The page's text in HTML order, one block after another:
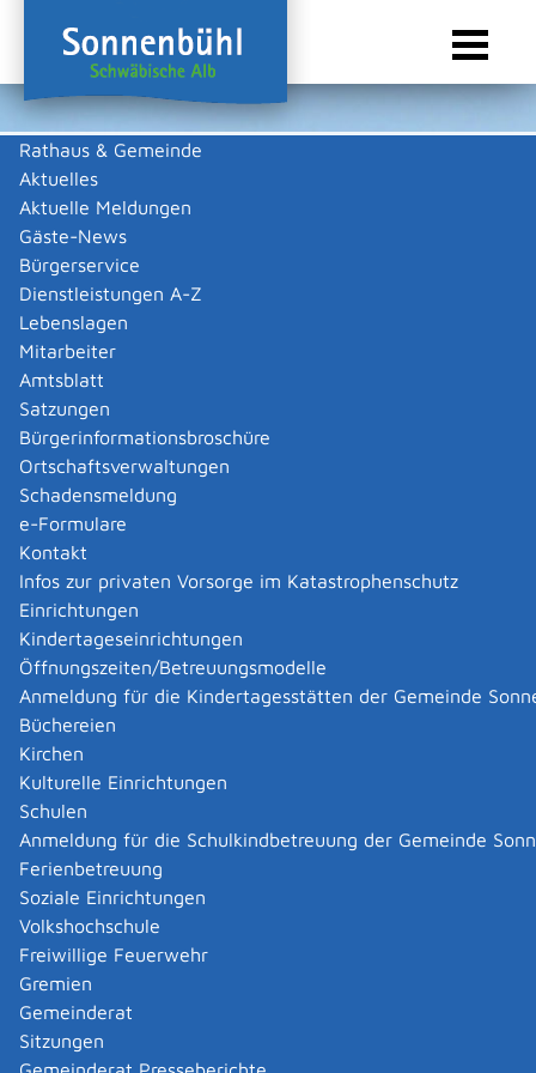
Rathaus & Gemeinde
Aktuelles
Aktuelle Meldungen
Gäste-News
Bürgerservice
Dienstleistungen A-Z
Lebenslagen
Mitarbeiter
Amtsblatt
Satzungen
Bürgerinformationsbroschüre
Ortschaftsverwaltungen
Schadensmeldung
e-Formulare
Kontakt
Infos zur privaten Vorsorge im Katastrophenschutz
Einrichtungen
Kindertageseinrichtungen
Öffnungszeiten/Betreuungsmodelle
Anmeldung für die Kindertagesstätten der Gemeinde
Büchereien
Kirchen
Kulturelle Einrichtungen
Schulen
Anmeldung für die Schulkindbetreuung der Gemeinde
Ferienbetreuung
Soziale Einrichtungen
Volkshochschule
Freiwillige Feuerwehr
Gremien
Gemeinderat
Sitzungen
Sie sind hier:
Gewerbeliste
Rund Monja
Beschreibung
Nageldekoration, Pilzbehandlung, Hilfe für Nagelkauer,
Anbringung von Kunstnägeln.
Monja Rund
Zurück
| |